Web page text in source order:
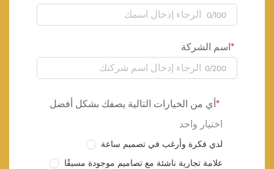
0/100
اسم الشركة
0/200
أي من الخيارات التالية يصفك بشكل أفضل
اختيار واحد
لدي فكرة وأرغب في تصميم ساعة
علامة تجارية ناشئة مع تصاميم موجودة مسبقًا